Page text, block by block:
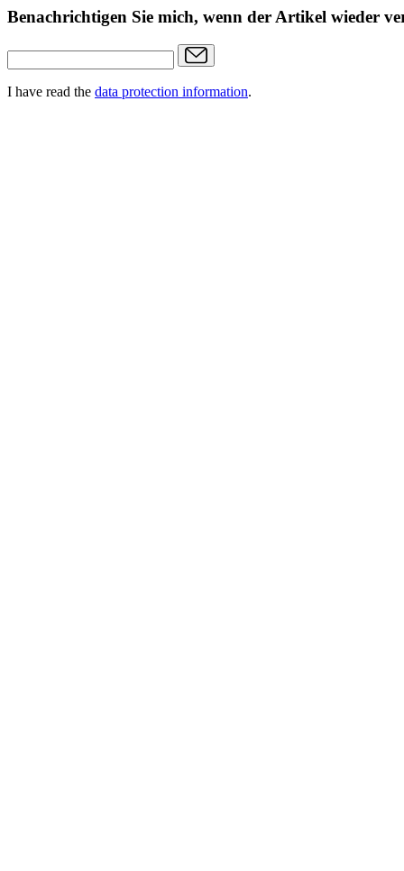
Benachrichtigen Sie mich, wenn der Artikel wieder
I have read the data protection information.